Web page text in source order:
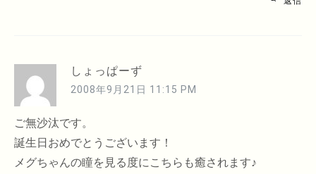
しょっぱーず
2008年9月21日 11:15 PM
ご無沙汰です。
誕生日おめでとうございます！
メグちゃんの瞳を見る度にこちらも癒されます♪